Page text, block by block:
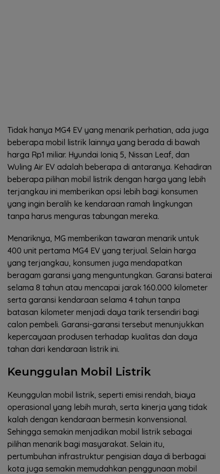
Tidak hanya MG4 EV yang menarik perhatian, ada juga
beberapa mobil listrik lainnya yang berada di bawah
harga Rp1 miliar. Hyundai Ioniq 5, Nissan Leaf, dan
Wuling Air EV adalah beberapa di antaranya. Kehadiran
beberapa pilihan mobil listrik dengan harga yang lebih
terjangkau ini memberikan opsi lebih bagi konsumen
yang ingin beralih ke kendaraan ramah lingkungan
tanpa harus menguras tabungan mereka.
Menariknya, MG memberikan tawaran menarik untuk
400 unit pertama MG4 EV yang terjual. Selain harga
yang terjangkau, konsumen juga mendapatkan
beragam garansi yang menguntungkan. Garansi baterai
selama 8 tahun atau mencapai jarak 160.000 kilometer
serta garansi kendaraan selama 4 tahun tanpa
batasan kilometer menjadi daya tarik tersendiri bagi
calon pembeli. Garansi-garansi tersebut menunjukkan
kepercayaan produsen terhadap kualitas dan daya
tahan dari kendaraan listrik ini.
Keunggulan Mobil Listrik
Keunggulan mobil listrik, seperti emisi rendah, biaya
operasional yang lebih murah, serta kinerja yang tidak
kalah dengan kendaraan bermesin konvensional.
Sehingga semakin menjadikan mobil listrik sebagai
pilihan menarik bagi masyarakat. Selain itu,
pertumbuhan infrastruktur pengisian daya di berbagai
kota juga semakin memudahkan penggunaan mobil